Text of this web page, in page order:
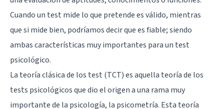
Cuando un test mide lo que pretende es válido, mientras
que si mide bien, podríamos decir que es fiable; siendo
ambas características muy importantes para un test
psicológico.
La teoría clásica de los test (TCT) es aquella teoría de los
tests psicológicos que dio el origen a una rama muy
importante de la psicología, la psicometría. Esta teoría